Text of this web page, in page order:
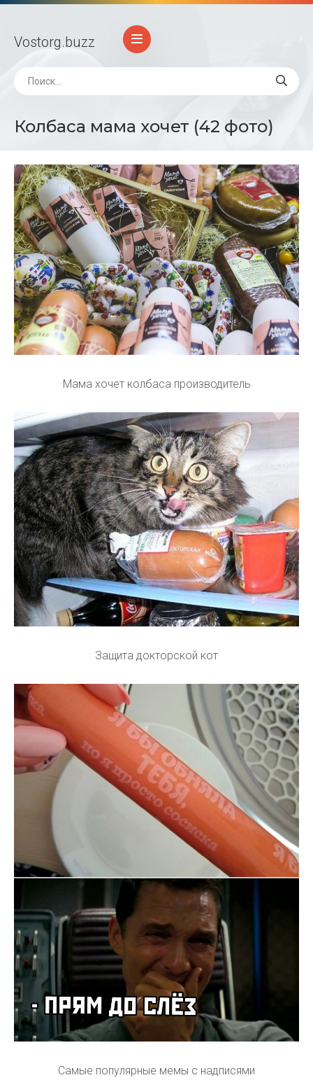
Vostorg.buzz
Колбаса мама хочет (42 фото)
Мама хочет колбаса производитель
Защита докторской кот
Самые популярные мемы с надписями